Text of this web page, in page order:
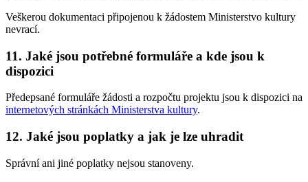
Veškerou dokumentaci připojenou k žádostem Ministerstvo kultury
nevrací.
11. Jaké jsou potřebné formuláře a kde jsou k
dispozici
Předepsané formuláře žádosti a rozpočtu projektu jsou k dispozici na
internetových stránkách Ministerstva kultury.
12. Jaké jsou poplatky a jak je lze uhradit
Správní ani jiné poplatky nejsou stanoveny.